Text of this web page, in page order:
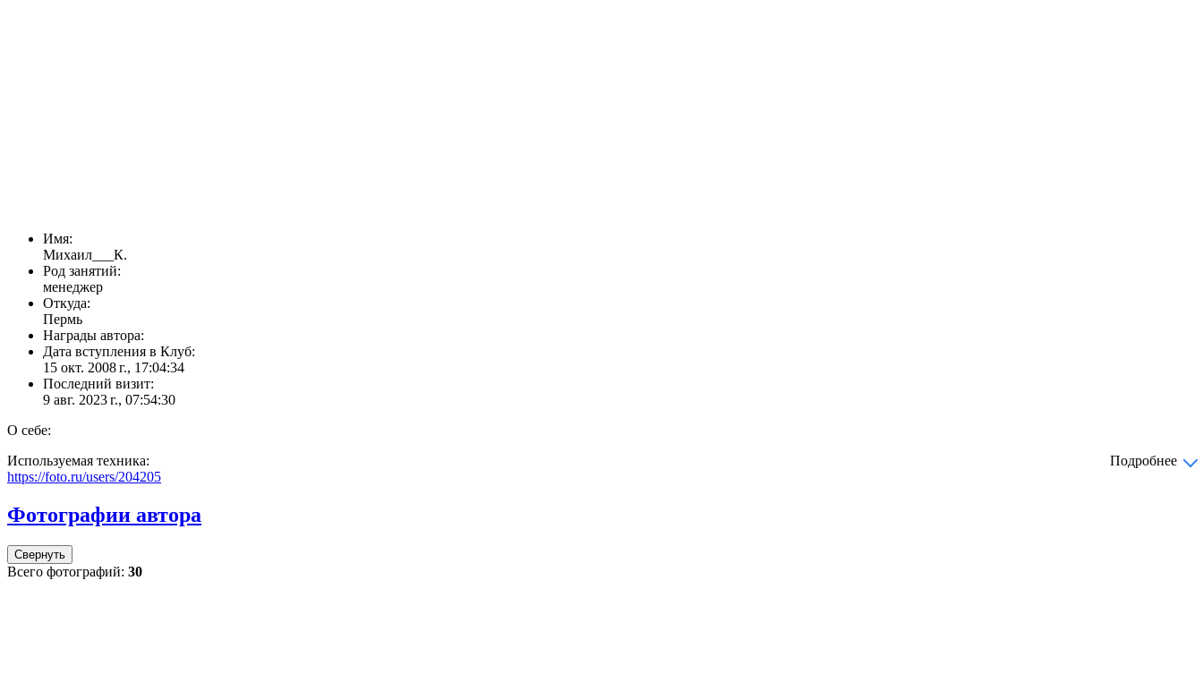
Имя:
Михаил___К.
Род занятий:
менеджер
Откуда:
Пермь
Награды автора:
Дата вступления в Клуб:
15 окт. 2008 г., 17:04:34
Последний визит:
9 авг. 2023 г., 07:54:30
О себе:
Используемая техника:
Подробнее
https://foto.ru/users/204205
Фотографии автора
Свернуть
Всего фотографий: 30